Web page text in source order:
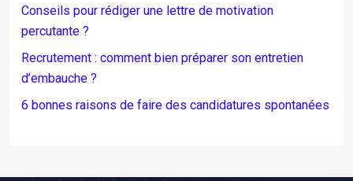
Conseils pour rédiger une lettre de motivation
percutante ?
Recrutement : comment bien préparer son entretien
d’embauche ?
6 bonnes raisons de faire des candidatures spontanées